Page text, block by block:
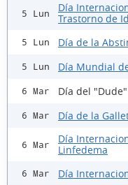
5 Lun
Día
Trastorno de
5 Lun Día de la
5 Lun Día Mundial
6 Mar Día del "Dude"
6 Mar Día de la
6 Mar
Día
Linfedema
6 Mar Día